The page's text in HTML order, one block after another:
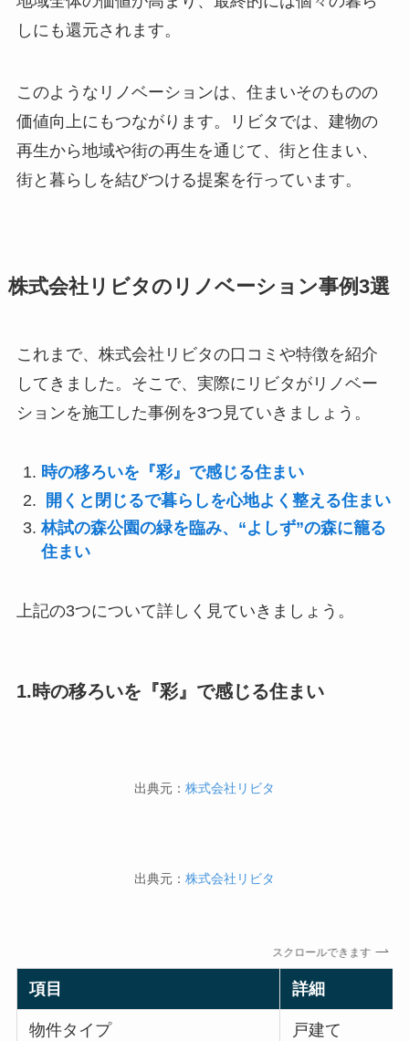
しにも還元されます。
このようなリノベーションは、住まいそのものの
価値向上にもつながります。リビタでは、建物の
再生から地域や街の再生を通じて、街と住まい、
街と暮らしを結びつける提案を行っています。
株式会社リビタのリノベーション事例3選
これまで、株式会社リビタの口コミや特徴を紹介
してきました。そこで、実際にリビタがリノベー
ションを施工した事例を3つ見ていきましょう。
時の移ろいを『彩』で感じる住まい
開くと閉じるで暮らしを心地よく整える住まい
林試の森公園の緑を臨み、“よしず”の森に籠る
住まい
上記の3つについて詳しく見ていきましょう。
1.時の移ろいを『彩』で感じる住まい
出典元： 株式会社リビタ
出典元： 株式会社リビタ
スクロールできます
項目 詳細
物件タイプ 戸建て